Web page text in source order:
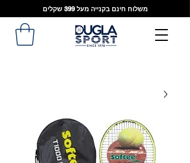
משלוח חינם בקנייה מעל 399 שקלים